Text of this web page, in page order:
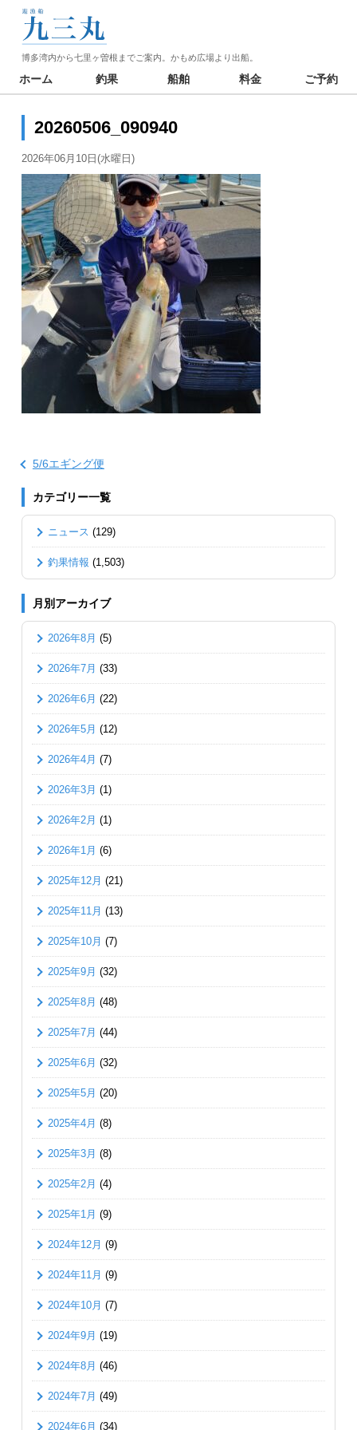
博多湾内から七里ヶ曽根までご案内。かもめ広場より出船。
ホーム 釣果 船舶 料金 ご予約
20260506_090940
2026年06月10日(水曜日)
5/6エギング便
カテゴリー一覧
ニュース (129)
釣果情報 (1,503)
月別アーカイブ
2026年8月 (5)
2026年7月 (33)
2026年6月 (22)
2026年5月 (12)
2026年4月 (7)
2026年3月 (1)
2026年2月 (1)
2026年1月 (6)
2025年12月 (21)
2025年11月 (13)
2025年10月 (7)
2025年9月 (32)
2025年8月 (48)
2025年7月 (44)
2025年6月 (32)
2025年5月 (20)
2025年4月 (8)
2025年3月 (8)
2025年2月 (4)
2025年1月 (9)
2024年12月 (9)
2024年11月 (9)
2024年10月 (7)
2024年9月 (19)
2024年8月 (46)
2024年7月 (49)
2024年6月 (34)